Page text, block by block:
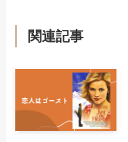
関連記事